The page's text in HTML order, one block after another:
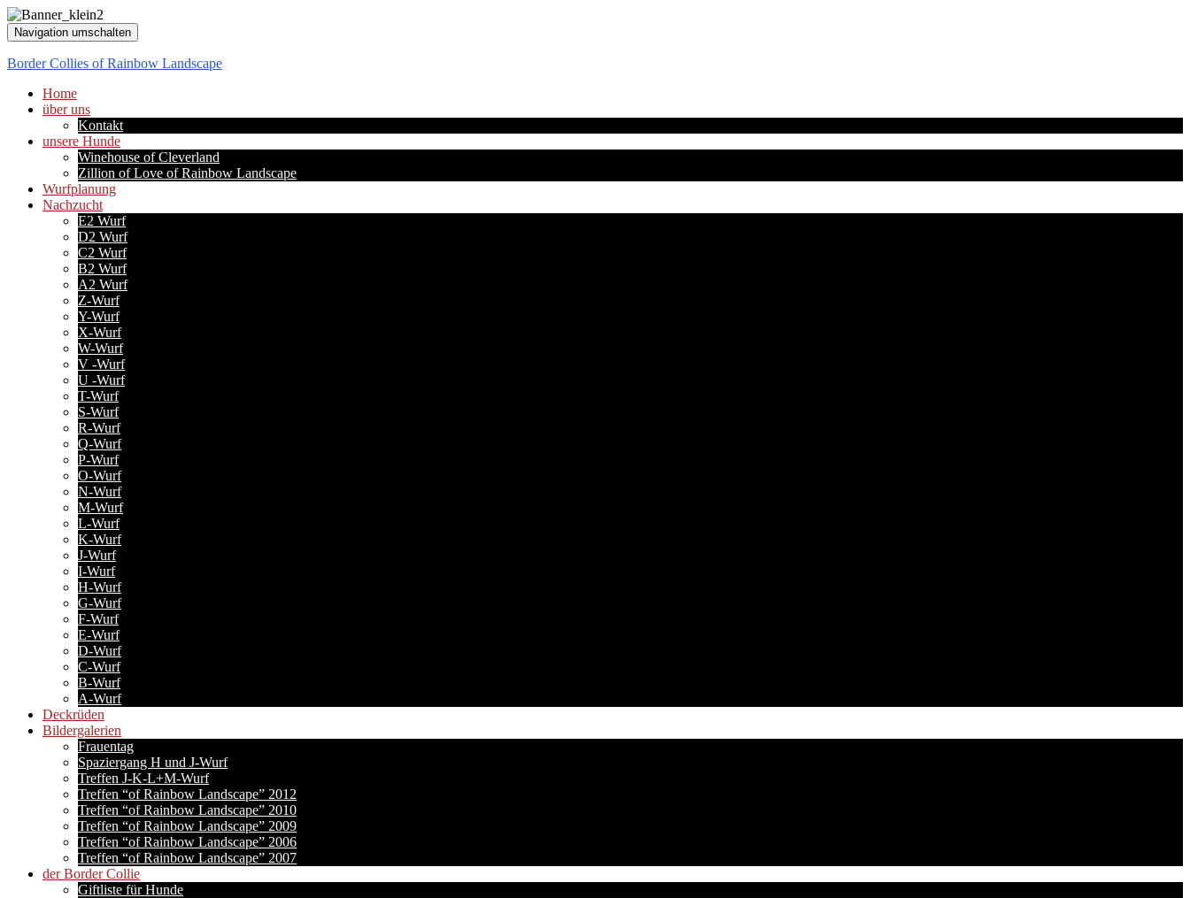
Navigation umschalten
Border Collies of Rainbow Landscape
Home
über uns
Kontakt
unsere Hunde
Winehouse of Cleverland
Zillion of Love of Rainbow Landscape
Wurfplanung
Nachzucht
E2 Wurf
D2 Wurf
C2 Wurf
B2 Wurf
A2 Wurf
Z-Wurf
Y-Wurf
X-Wurf
W-Wurf
V -Wurf
U -Wurf
T-Wurf
S-Wurf
R-Wurf
Q-Wurf
P-Wurf
O-Wurf
N-Wurf
M-Wurf
L-Wurf
K-Wurf
J-Wurf
I-Wurf
H-Wurf
G-Wurf
F-Wurf
E-Wurf
D-Wurf
C-Wurf
B-Wurf
A-Wurf
Deckrüden
Bildergalerien
Frauentag
Spaziergang H und J-Wurf
Treffen J-K-L+M-Wurf
Treffen “of Rainbow Landscape” 2012
Treffen “of Rainbow Landscape” 2010
Treffen “of Rainbow Landscape” 2009
Treffen “of Rainbow Landscape” 2006
Treffen “of Rainbow Landscape” 2007
der Border Collie
Giftliste für Hunde